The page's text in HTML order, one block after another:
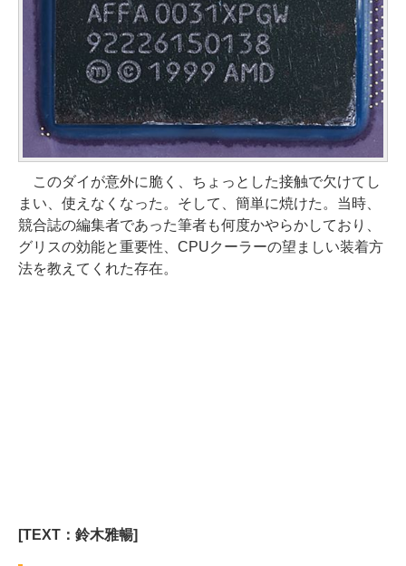
このダイが意外に脆く、ちょっとした接触で欠けてし
まい、使えなくなった。そして、簡単に焼けた。当時、
競合誌の編集者であった筆者も何度かやらかしており、
グリスの効能と重要性、CPUクーラーの望ましい装着方
法を教えてくれた存在。
[TEXT：鈴木雅暢]